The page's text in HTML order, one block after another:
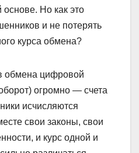
Но как это
и не потерять
курса обмена?
обмена цифровой
огромно — счета
исчисляются
свои законы, свои
и курс одной и